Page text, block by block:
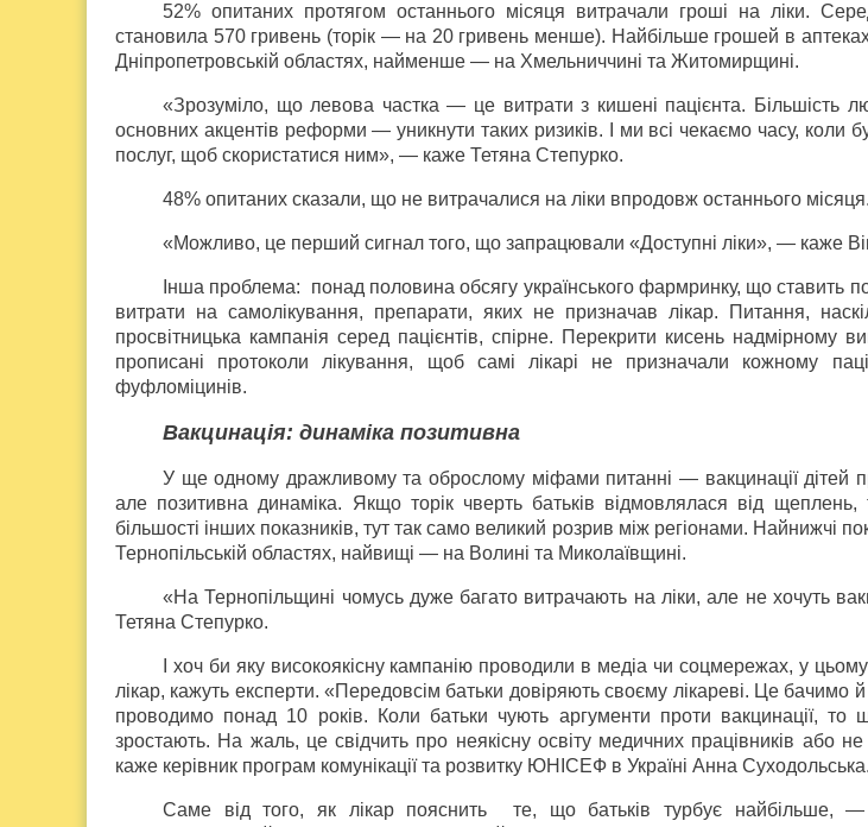
52% опитаних протягом останнього місяця витрачали гроші на ліки.
становила 570 гривень (торік — на 20 гривень менше). Найбільше грошей в
Дніпропетровській областях, найменше — на Хмельниччині та Житомирщині.
«Зрозуміло, що левова частка — це витрати з кишені пацієнта. Більшість
основних акцентів реформи — уникнути таких ризиків. І ми всі чекаємо часу, коли
послуг, щоб скористатися ним», — каже Тетяна Степурко.
48% опитаних сказали, що не витрачалися на ліки впродовж останнього місяця.
«Можливо, це перший сигнал того, що запрацювали «Доступні ліки», — каже
Інша проблема: понад половина обсягу українського фармринку, що ставить
витрати на самолікування, препарати, яких не призначав лікар. Питання,
просвітницька кампанія серед пацієнтів, спірне. Перекрити кисень надмірному
прописані протоколи лікування, щоб самі лікарі не призначали кожному
фуфломіцинів.
Вакцинація: динаміка позитивна
У ще одному дражливому та оброслому міфами питанні — вакцинації дітей
але позитивна динаміка. Якщо торік чверть батьків відмовлялася від
більшості інших показників, тут так само великий розрив між регіонами. Найнижчі
Тернопільській областях, найвищі — на Волині та Миколаївщині.
«На Тернопільщині чомусь дуже багато витрачають на ліки, але не хочуть
Тетяна Степурко.
І хоч би яку високоякісну кампанію проводили в медіа чи соцмережах, у
лікар, кажуть експерти. «Передовсім батьки довіряють своєму лікареві. Це бачимо
проводимо понад 10 років. Коли батьки чують аргументи проти вакцинації, то
зростають. На жаль, це свідчить про неякісну освіту медичних працівників або
каже керівник програм комунікації та розвитку ЮНІСЕФ в Україні Анна Суходольська.
Саме від того, як лікар пояснить те, що батьків турбує найбільше, —